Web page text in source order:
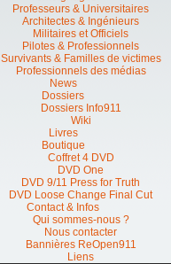
Professeurs & Universitaires
Architectes & Ingénieurs
Militaires et Officiels
Pilotes & Professionnels
Survivants & Familles de victimes
Professionnels des médias
News
Dossiers
Dossiers Info911
Wiki
Livres
Boutique
Coffret 4 DVD
DVD One
DVD 9/11 Press for Truth
DVD Loose Change Final Cut
Contact & Infos
Qui sommes-nous ?
Nous contacter
Bannières ReOpen911
Liens